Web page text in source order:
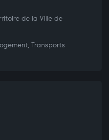
de la Ville de
Transports